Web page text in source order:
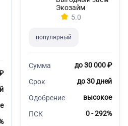
Экозайм
5.0
популярный
Сумма до 30 000 ₽
Срок до 30 дней
Одобрение высокое
ПСК 0 - 292%